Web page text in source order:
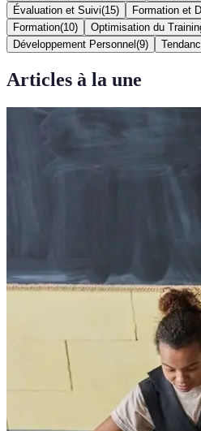
Évaluation et Suivi(15) Formation et
Formation(10) Optimisation du
Développement Personnel (9)
Articles à la une